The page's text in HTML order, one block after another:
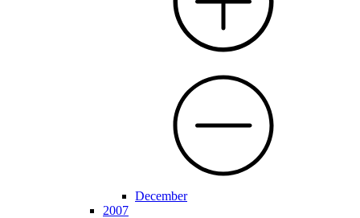
December
2007